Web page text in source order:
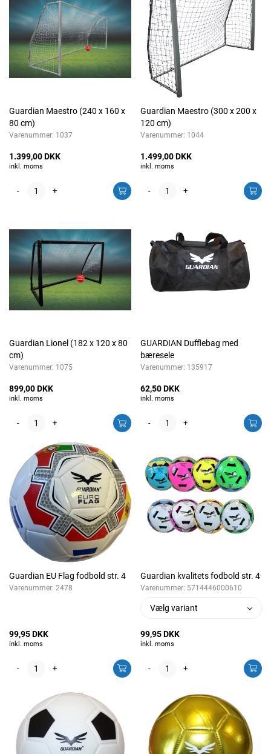
Guardian Maestro (240 x 160 x
80 cm)
Varenummer: 1037
1.399,00 DKK
inkl. moms
- +
Guardian Maestro (300 x 200 x
120 cm)
Varenummer: 1044
1.499,00 DKK
inkl. moms
- +
Guardian Lionel (182 x 120 x 80
cm)
Varenummer: 1075
899,00 DKK
inkl. moms
- +
GUARDIAN Dufflebag med
bæresele
Varenummer: 135917
62,50 DKK
inkl. moms
- +
Guardian EU Flag fodbold str. 4
Varenummer: 2478
99,95 DKK
inkl. moms
- +
Guardian kvalitets fodbold str. 4
Varenummer: 5714446000610
Vælg variant
99,95 DKK
inkl. moms
- +